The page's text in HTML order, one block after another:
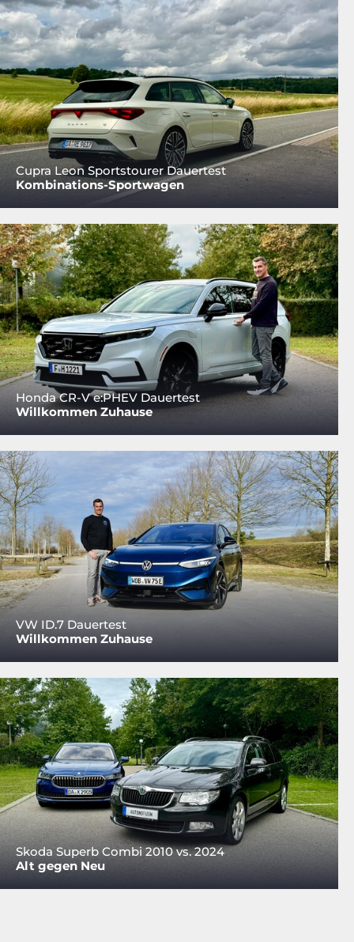
Cupra Leon Sportstourer Dauertest
Kombinations-Sportwagen
Honda CR-V e:PHEV Dauertest
Willkommen Zuhause
VW ID.7 Dauertest
Willkommen Zuhause
Skoda Superb Combi 2010 vs. 2024
Alt gegen Neu